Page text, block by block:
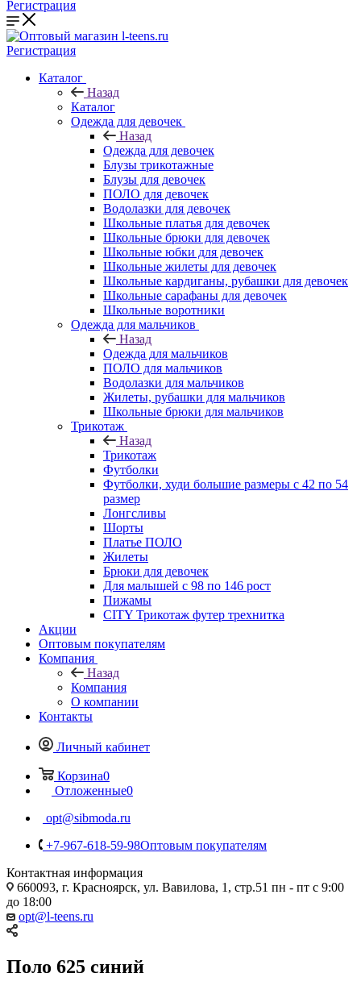
Регистрация
Регистрация
Каталог
Назад
Каталог
Одежда для девочек
Назад
Одежда для девочек
Блузы трикотажные
Блузы для девочек
ПОЛО для девочек
Водолазки для девочек
Школьные платья для девочек
Школьные брюки для девочек
Школьные юбки для девочек
Школьные жилеты для девочек
Школьные кардиганы, рубашки для девочек
Школьные сарафаны для девочек
Школьные воротники
Одежда для мальчиков
Назад
Одежда для мальчиков
ПОЛО для мальчиков
Водолазки для мальчиков
Жилеты, рубашки для мальчиков
Школьные брюки для мальчиков
Трикотаж
Назад
Трикотаж
Футболки
Футболки, худи большие размеры с 42 по 54
размер
Лонгсливы
Шорты
Платье ПОЛО
Жилеты
Брюки для девочек
Для малышей с 98 по 146 рост
Пижамы
CITY Трикотаж футер трехнитка
Акции
Оптовым покупателям
Компания
Назад
Компания
О компании
Контакты
Личный кабинет
Корзина0
Отложенные0
opt@sibmoda.ru
+7-967-618-59-98Оптовым покупателям
Контактная информация
660093, г. Красноярск, ул. Вавилова, 1, стр.51 пн - пт с 9:00
до 18:00
opt@l-teens.ru
Поло 625 синий